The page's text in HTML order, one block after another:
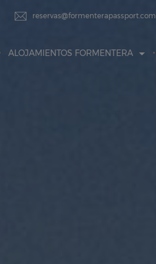
reservas@formenterapassport.com
ALOJAMIENTOS FORMENTERA